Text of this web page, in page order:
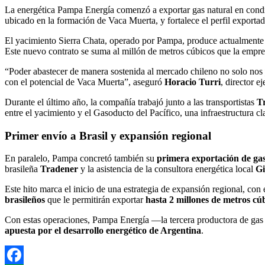
Compartir
La energética Pampa Energía comenzó a exportar gas natural en
ubicado en la formación de Vaca Muerta, y fortalece el perfil
El yacimiento Sierra Chata, operado por Pampa, produce actualmente
Este nuevo contrato se suma al millón de metros cúbicos que la
“Poder abastecer de manera sostenida al mercado chileno no solo
con el potencial de Vaca Muerta”, aseguró Horacio Turri, director
Durante el último año, la compañía trabajó junto a las transportistas
entre el yacimiento y el Gasoducto del Pacífico, una infraestructura
Primer envío a Brasil y expansión regional
En paralelo, Pampa concretó también su primera exportación de
brasileña Tradener y la asistencia de la consultora energética local
Este hito marca el inicio de una estrategia de expansión regional,
brasileños que le permitirán exportarhasta 2 millones de metros
Con estas operaciones, Pampa Energía —la tercera productora de
apuesta por el desarrollo energético de Argentina.